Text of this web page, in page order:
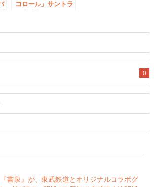
コロール」サントラ
とのキャンペーン実
0
書泉』が、東武鉄道とオリジナルコラボグ